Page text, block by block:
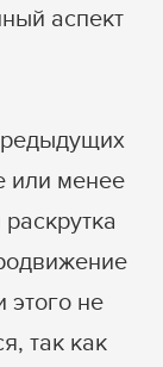
аспект
или менее
этого не
так как